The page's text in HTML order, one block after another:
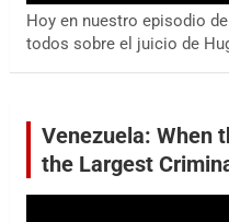
Hoy en nuestro episodio
todos sobre el juicio de
Venezuela: When
the Largest